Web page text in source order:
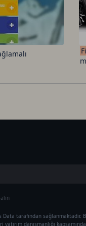
Data tarafından
danışmanlığı